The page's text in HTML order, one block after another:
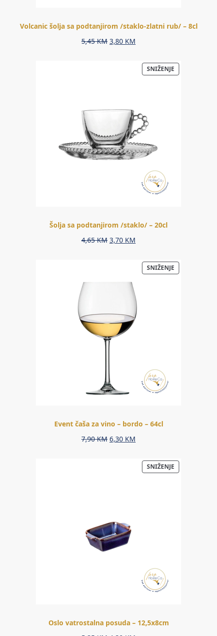
Volcanic šolja sa podtanjirom /staklo-zlatni rub/ – 8cl
5,45KM Original
3,80 KM
3,80 KM.
SNIŽENJEPROIZVOD
NA
Šolja sa podtanjirom /staklo/ – 20cl
4,65KM Original
3,70 KM
3,70 KM.
SNIŽENJEPROIZVOD
NA
Event čaša za vino – bordo – 64cl
7,90KM Original
6,30 KM
6,30 KM.
SNIŽENJEPROIZVOD
NA
Oslo vatrostalna posuda – 12,5x8cm